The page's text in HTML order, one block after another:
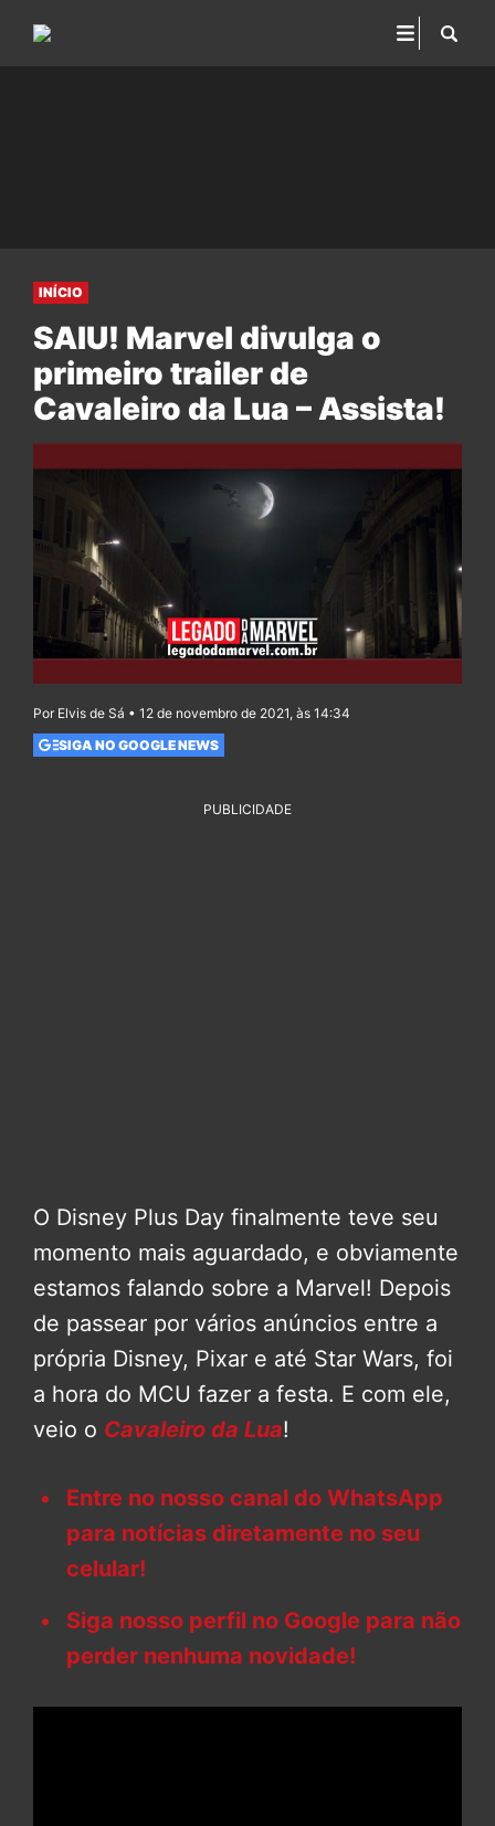
INÍCIO
SAIU! Marvel divulga o
primeiro trailer de
Cavaleiro da Lua – Assista!
Por Elvis de Sá • 12 de novembro de 2021, às 14:34
SIGA NO GOOGLE NEWS
PUBLICIDADE
O Disney Plus Day finalmente teve seu
momento mais aguardado, e obviamente
estamos falando sobre a Marvel! Depois
de passear por vários anúncios entre a
própria Disney, Pixar e até Star Wars, foi
a hora do MCU fazer a festa. E com ele,
veio o Cavaleiro da Lua!
Entre no nosso canal do WhatsApp
para notícias diretamente no seu
celular!
Siga nosso perfil no Google para não
perder nenhuma novidade!